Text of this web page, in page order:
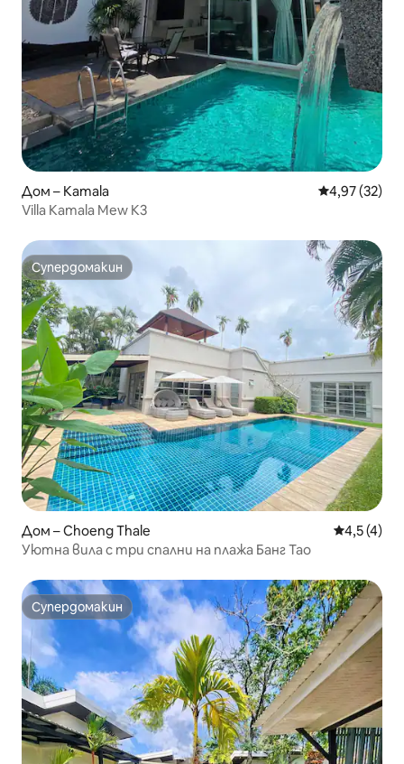
Дом – Kamala Средна
4,97 (32)
Villa Kamala Mew K3
Супердомакин
Супердомакин
Дом – Choeng Thale Средна
4,5 (4)
Уютна вила с три спални на плажа Банг Тао
Супердомакин
Супердомакин